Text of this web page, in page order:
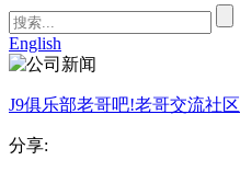
English
J9俱乐部老哥吧!老哥交流社区
分享: